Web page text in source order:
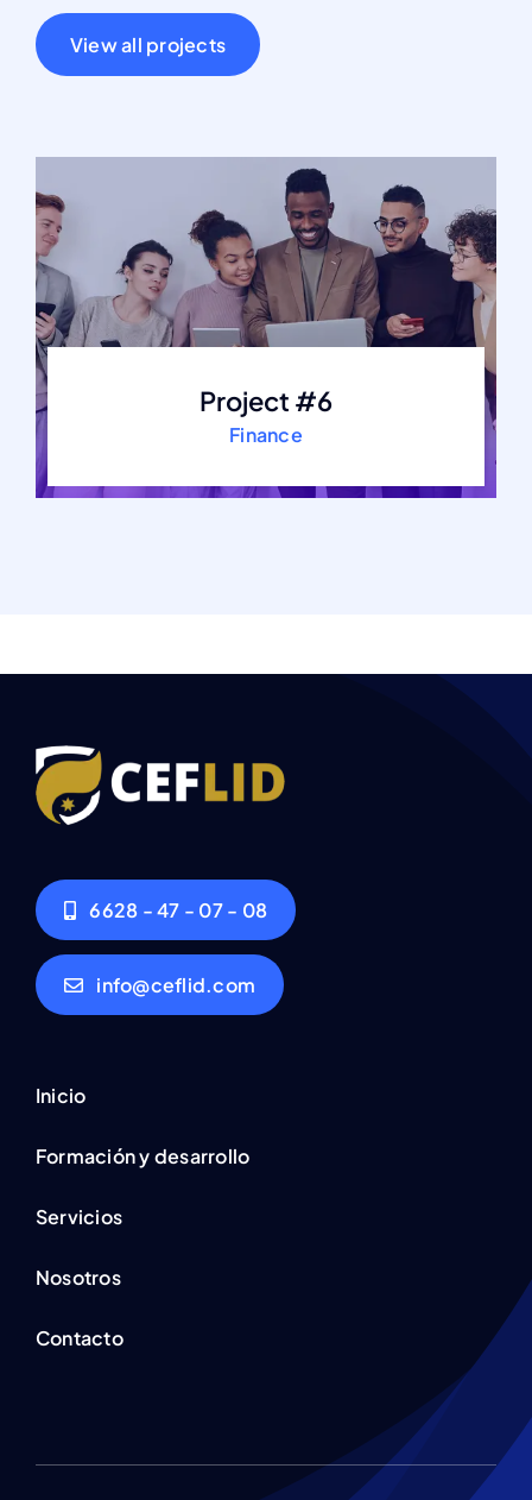
View all projects
Project #6
Finance
6628 - 47 - 07 - 08
info@ceflid.com
Inicio
Formación y desarrollo
Servicios
Nosotros
Contacto